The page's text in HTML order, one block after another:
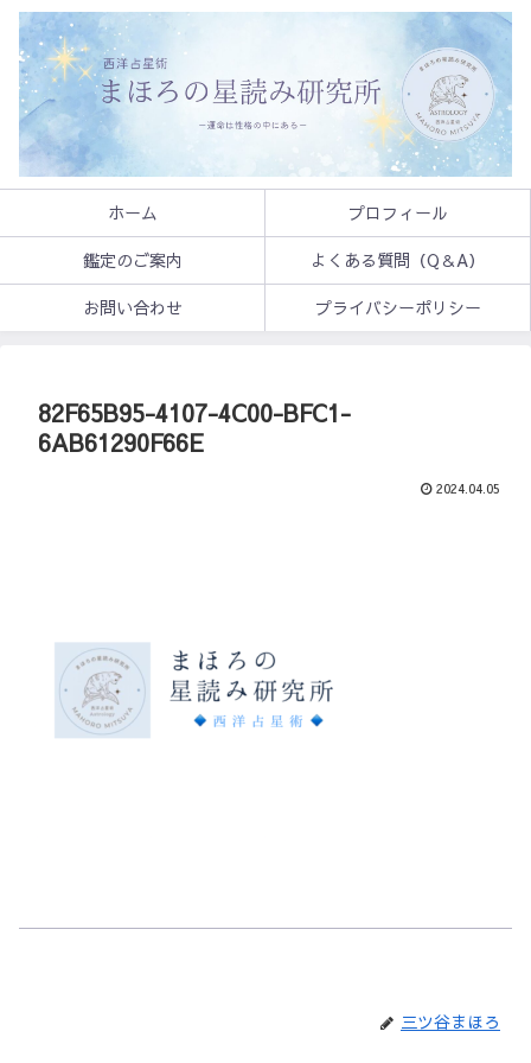
ホーム
プロフィール
鑑定のご案内
よくある質問（Q＆A）
お問い合わせ
プライバシーポリシー
82F65B95-4107-4C00-BFC1-
6AB61290F66E
2024.04.05
三ツ谷まほろ